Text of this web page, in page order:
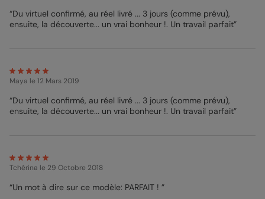
“Du virtuel confirmé, au réel livré ... 3 jours (comme prévu),
ensuite, la découverte... un vrai bonheur !. Un travail parfait”
Maya le 12 Mars 2019
“Du virtuel confirmé, au réel livré ... 3 jours (comme prévu),
ensuite, la découverte... un vrai bonheur !. Un travail parfait”
Tchérina le 29 Octobre 2018
“Un mot à dire sur ce modèle: PARFAIT ! ”